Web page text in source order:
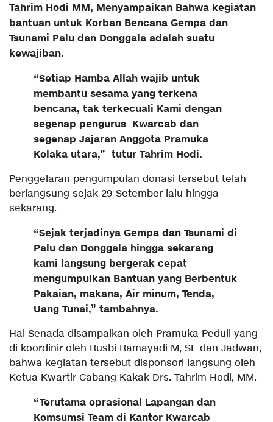
Tahrim Hodi MM, Menyampaikan Bahwa kegiatan
bantuan untuk Korban Bencana Gempa dan
Tsunami Palu dan Donggala adalah suatu
kewajiban.
“Setiap Hamba Allah wajib untuk
membantu sesama yang terkena
bencana, tak terkecuali Kami dengan
segenap pengurus Kwarcab dan
segenap Jajaran Anggota Pramuka
Kolaka utara,” tutur Tahrim Hodi.
Penggelaran pengumpulan donasi tersebut telah
berlangsung sejak 29 Setember lalu hingga
sekarang.
“Sejak terjadinya Gempa dan Tsunami di
Palu dan Donggala hingga sekarang
kami langsung bergerak cepat
mengumpulkan Bantuan yang Berbentuk
Pakaian, makana, Air minum, Tenda,
Uang Tunai,” tambahnya.
Hal Senada disampaikan oleh Pramuka Peduli yang
di koordinir oleh Rusbi Ramayadi M, SE dan Jadwan,
bahwa kegiatan tersebut disponsori langsung oleh
Ketua Kwartir Cabang Kakak Drs. Tahrim Hodi, MM.
“Terutama oprasional Lapangan dan
Komsumsi Team di Kantor Kwarcab